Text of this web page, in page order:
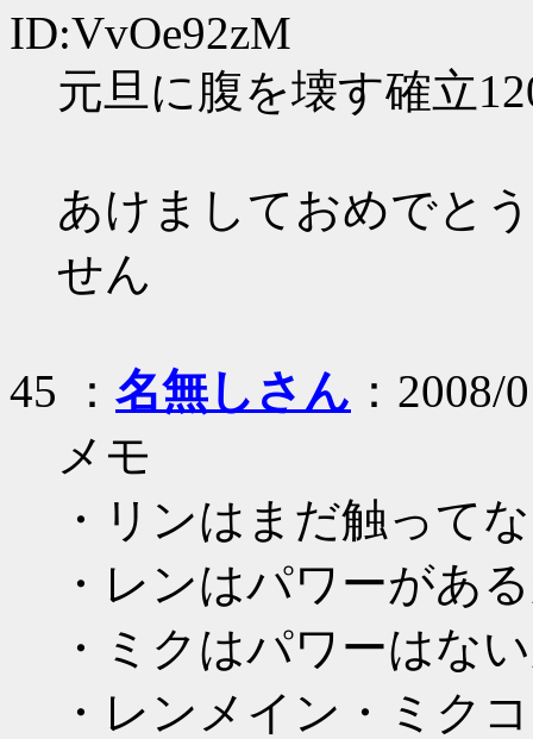
ID:VvOe92zM
元旦に腹を壊す確立
あけましておめでと
せん
45 ： 名無しさん ：
メモ
・リンはまだ触って
・レンはパワーがあ
・ミクはパワーはな
・レンメイン・ミク